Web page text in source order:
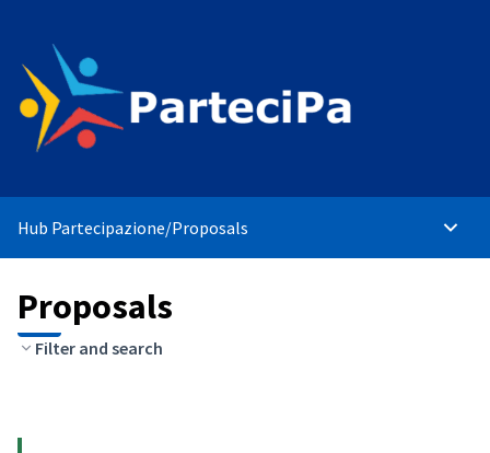
Hub Partecipazione/Proposals Main
Proposals
Filter and search